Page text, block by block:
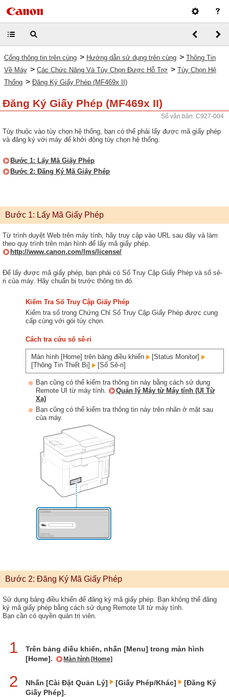
Cổng thông tin trên cùng > Hướng dẫn sử dụng trên cùng > Thông Tin
Về Máy > Các Chức Năng Và Tùy Chọn Được Hỗ Trợ > Tùy Chọn Hệ
Thống > Đăng Ký Giấy Phép (MF469x II)
Đăng Ký Giấy Phép (MF469x II)
Số văn bản: C927-004
Tùy thuộc vào tùy chọn hệ thống, bạn có thể phải lấy được mã giấy phép
và đăng ký với máy để khởi động tùy chọn hệ thống.
Bước 1: Lấy Mã Giấy Phép
Bước 2: Đăng Ký Mã Giấy Phép
Bước 1: Lấy Mã Giấy Phép
Từ trình duyệt Web trên máy tính, hãy truy cập vào URL sau đây và làm
theo quy trình trên màn hình để lấy mã giấy phép.
http://www.canon.com/lms/license/
Để lấy được mã giấy phép, bạn phải có Số Truy Cập Giấy Phép và số sê-
ri của máy. Hãy chuẩn bị trước thông tin đó.
Kiểm Tra Số Truy Cập Giấy Phép
Kiểm tra số trong Chứng Chỉ Số Truy Cập Giấy Phép được cung
cấp cùng với gói tùy chọn.
Cách tra cứu số sê-ri
Màn hình [Home] trên bảng điều khiển
[Status Monitor]
[Thông Tin Thiết Bị]
[Số Sê-ri]
Bạn cũng có thể kiểm tra thông tin này bằng cách sử dụng
Remote UI từ máy tính.
Quản lý Máy từ Máy tính (UI Từ
Xa)
Bạn cũng có thể kiểm tra thông tin này trên nhãn ở mặt sau
của máy.
Bước 2: Đăng Ký Mã Giấy Phép
Sử dụng bảng điều khiển để đăng ký mã giấy phép. Bạn không thể đăng
ký mã giấy phép bằng cách sử dụng Remote UI từ máy tính.
Bạn cần có quyền quản trị viên.
1
Trên bảng điều khiển, nhấn [Menu] trong màn hình
[Home].
Màn hình [Home]
2 Nhấn [Cài Đặt Quản Lý] [Giấy Phép/Khác]
[Đăng Ký
Giấy Phép].